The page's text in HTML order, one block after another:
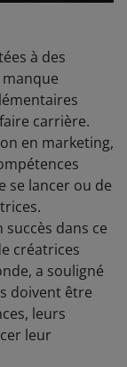
à des
manque
carrière.
en marketing,
se lancer ou de
dans ce
créatrices
a souligné
doivent être
leurs
leur